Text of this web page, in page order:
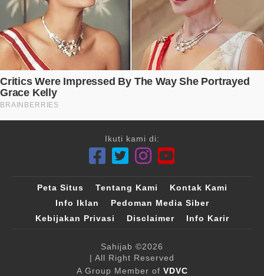
Ikuti kami di:
Peta Situs Tentang Kami
Kontak Kami
Info Iklan
Pedoman Media Siber
Kebijakan Privasi
Disclaimer Info Karir
Sahijab ©2026
| All Right Reserved
A Group Member of VDVC